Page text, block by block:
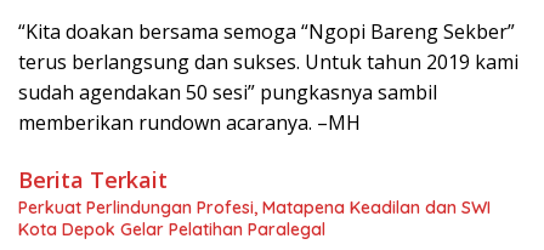
“Kita doakan bersama semoga “Ngopi Bareng Sekber”
terus berlangsung dan sukses. Untuk tahun 2019 kami
sudah agendakan 50 sesi” pungkasnya sambil
memberikan rundown acaranya. –MH
Berita Terkait
Perkuat Perlindungan Profesi, Matapena Keadilan dan SWI
Kota Depok Gelar Pelatihan Paralegal